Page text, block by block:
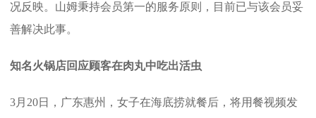
况反映。山姆秉持会员第一的服务原则，目前已与该会员妥
善解决此事。
知名火锅店回应顾客在肉丸中吃出活虫
3月20日，广东惠州，女子在海底捞就餐后，将用餐视频发